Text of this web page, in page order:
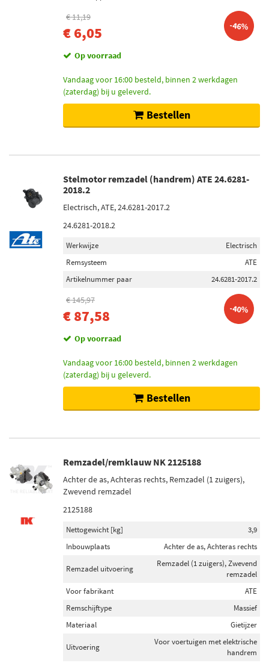
€ 11,19
€ 6,05 -46%
Op voorraad
Vandaag voor 16:00 besteld, binnen 2 werkdagen
(zaterdag) bij u geleverd.
Bestellen
Stelmotor remzadel (handrem) ATE 24.6281-
2018.2
Electrisch, ATE, 24.6281-2017.2
24.6281-2018.2
Werkwijze
Electrisch
Remsysteem
ATE
Artikelnummer paar
24.6281-2017.2
€ 145,97
€ 87,58 -40%
Op voorraad
Vandaag voor 16:00 besteld, binnen 2 werkdagen
(zaterdag) bij u geleverd.
Bestellen
Remzadel/remklauw NK 2125188
Achter de as, Achteras rechts, Remzadel (1 zuigers),
Zwevend remzadel
2125188
Nettogewicht [kg]
3,9
Inbouwplaats
Achter de as, Achteras rechts
Remzadel uitvoering
Remzadel (1 zuigers), Zwevend
remzadel
Voor fabrikant
ATE
Remschijftype
Massief
Materiaal
Gietijzer
Uitvoering
Voor voertuigen met elektrische
handrem